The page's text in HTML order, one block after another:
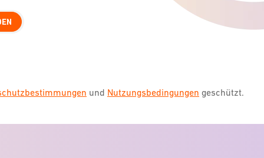
und Nutzungsbedingungen geschützt.